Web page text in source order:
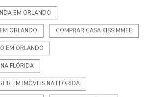
EM ORLANDO
ORLANDO COMPRAR CASA KISSIMMEE
EM ORLANDO
FLÓRIDA
EM IMÓVEIS NA FLÓRIDA